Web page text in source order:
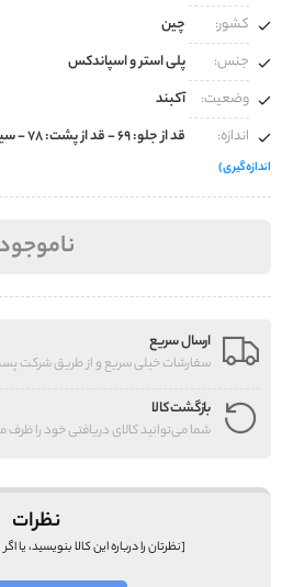
کشور:
چین
جنس:
پلی استر و اسپاندکس
وضعیت:
آکبند
اندازه:
قد از جلو: 69 - قد از پشت: 78 - سینه: 66 - کمر: 60 - آستین: 64
اندازه‌گیری)
ناموجود
ارسال سریع
سفارشات خیلی سریع و از طریق شرکت
بازگشت کالا
شما می‌توانید کالای دریافتی خود را ظرف مدت 7 روز بعد از دریافت،
نظرات
[نظرتان را درباره این کالا بنویسید، یا